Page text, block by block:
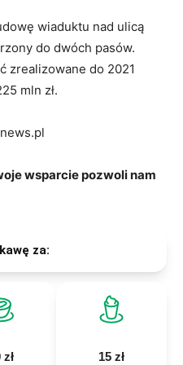
wiaduktu nad ulicą
do dwóch pasów.
zrealizowane do 2021
mln zł.
wsparcie pozwoli nam
za:
zł 15 zł